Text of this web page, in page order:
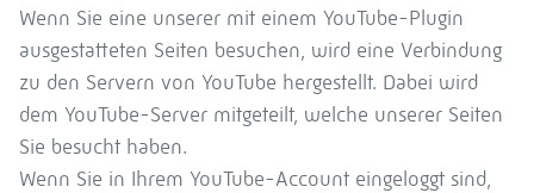
Wenn Sie eine unserer mit einem YouTube-Plugin
ausgestatteten Seiten besuchen, wird eine Verbindung
zu den Servern von YouTube hergestellt. Dabei wird
dem YouTube-Server mitgeteilt, welche unserer Seiten
Sie besucht haben.
Wenn Sie in Ihrem YouTube-Account eingeloggt sind,